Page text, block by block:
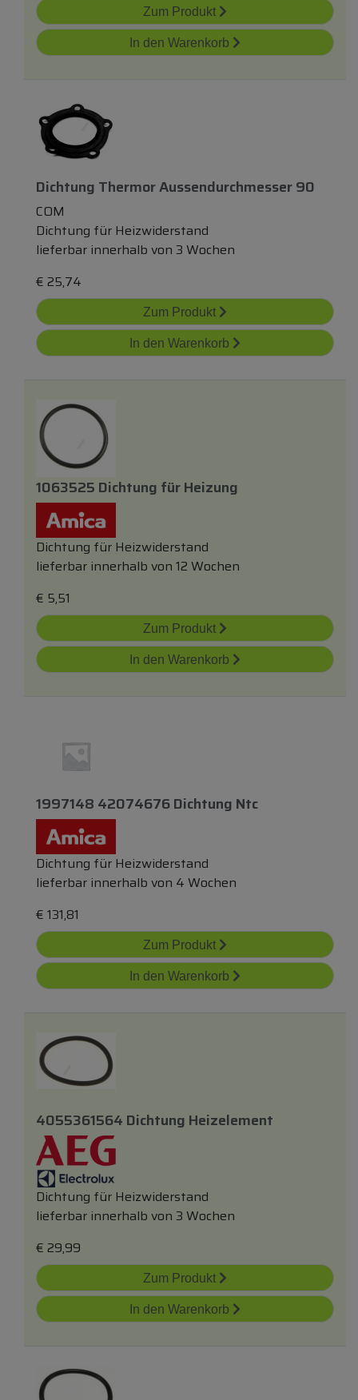
Zum Produkt
In den Warenkorb
Dichtung Thermor Aussendurchmesser 90
COM
Dichtung für Heizwiderstand
lieferbar innerhalb von 3 Wochen
€ 25,74
Zum Produkt
In den Warenkorb
1063525 Dichtung fürHeizung
Dichtung für Heizwiderstand
lieferbar innerhalb von 12 Wochen
€ 5,51
Zum Produkt
In den Warenkorb
1997148 42074676 Dichtung Ntc
Dichtung für Heizwiderstand
lieferbar innerhalb von 4 Wochen
€ 131,81
Zum Produkt
In den Warenkorb
4055361564 Dichtung Heizelement
Dichtung für Heizwiderstand
lieferbar innerhalb von 3 Wochen
€ 29,99
Zum Produkt
In den Warenkorb